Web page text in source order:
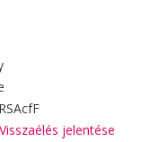
Visszaélés jelentése